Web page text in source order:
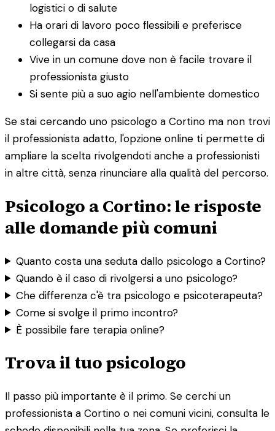
logistici o di salute
Ha orari di lavoro poco flessibili e preferisce
collegarsi da casa
Vive in un comune dove non è facile trovare il
professionista giusto
Si sente più a suo agio nell'ambiente domestico
Se stai cercando uno psicologo a Cortino ma non trovi
il professionista adatto, l'opzione online ti permette di
ampliare la scelta rivolgendoti anche a professionisti
in altre città, senza rinunciare alla qualità del percorso.
Psicologo a Cortino: le risposte
alle domande più comuni
Quanto costa una seduta dallo psicologo a Cortino?
Quando è il caso di rivolgersi a uno psicologo?
Che differenza c'è tra psicologo e psicoterapeuta?
Come si svolge il primo incontro?
È possibile fare terapia online?
Trova il tuo psicologo
Il passo più importante è il primo. Se cerchi un
professionista a Cortino o nei comuni vicini, consulta le